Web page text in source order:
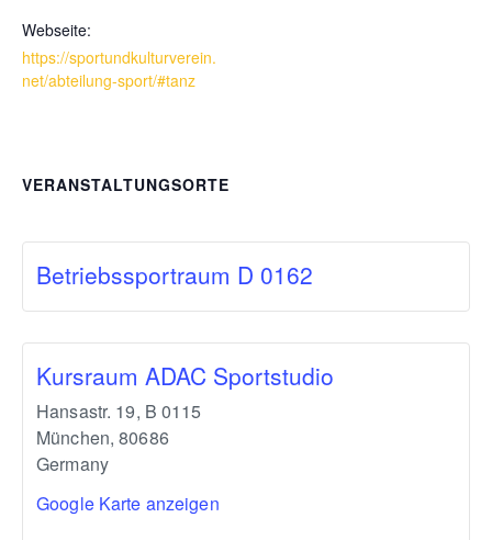
Webseite:
https://sportundkulturverein.
net/abteilung-sport/#tanz
VERANSTALTUNGSORTE
Betriebssportraum D 0162
Kursraum ADAC Sportstudio
Hansastr. 19, B 0115
München, 80686
Germany
Google Karte anzeigen